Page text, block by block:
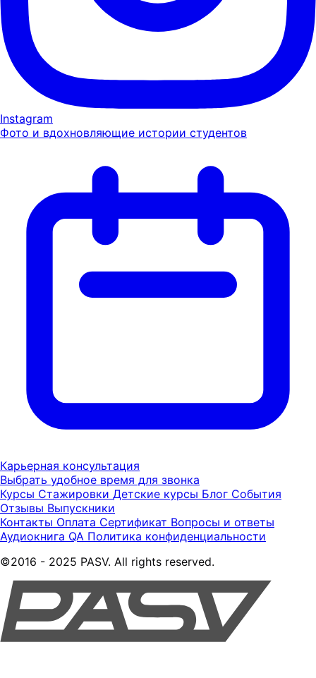
Instagram
Фото и вдохновляющие истории студентов
Карьерная консультация
Выбрать удобное время для звонка
Курсы Стажировки Детские курсы Блог События
Отзывы Выпускники
Контакты Оплата Сертификат Вопросы и ответы
Аудиокнига QA Политика конфиденциальности
©2016 - 2025 PASV. All rights reserved.